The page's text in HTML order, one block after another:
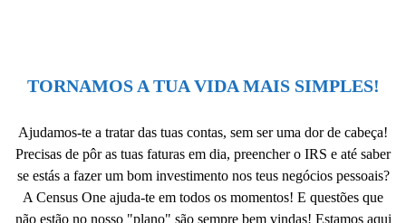
TORNAMOS A TUA VIDA MAIS SIMPLES!
Ajudamos-te a tratar das tuas contas, sem ser uma dor de cabeça!
Precisas de pôr as tuas faturas em dia, preencher o IRS e até saber
se estás a fazer um bom investimento nos teus negócios pessoais?
A Census One ajuda-te em todos os momentos! E questões que
não estão no nosso "plano" são sempre bem vindas! Estamos aqui